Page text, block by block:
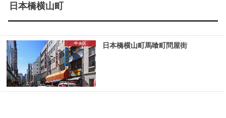
日本橋横山町
中央区 日本橋横山町馬喰町問屋街